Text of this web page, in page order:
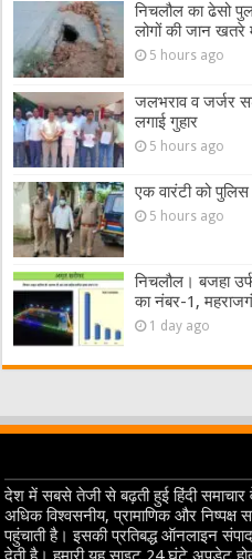
निचलौल का ढेसो
लोगों की जान खतरे
5 hours ago
जलभराव व जर्जर
लगाई गुहार
5 hours ago
एक वारंटी को पुलिस
5 hours ago
निचलौल। बजहा
का नंबर-1,
1 day ago
देश में सबसे तेजी से बढ़ती हुई हिंदी
अधिक विश्वसनीय, प्रामाणिक और निष्पक्ष
पहुंचाती है। इसकी प्रतिबद्ध ऑनलाइन